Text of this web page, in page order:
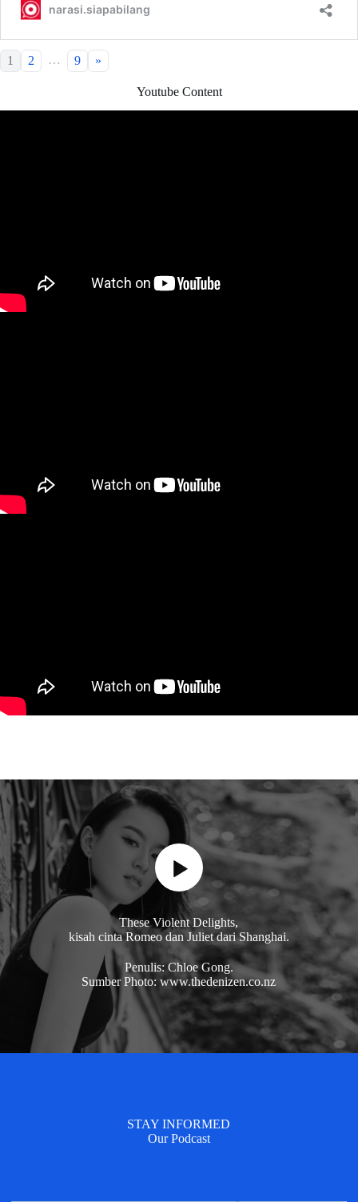
1 2 … 9 »
Youtube Content
These Violent Delights,
kisah cinta Romeo dan Juliet dari Shanghai.
Penulis: Chloe Gong.
Sumber Photo: www.thedenizen.co.nz
STAY INFORMED
Our Podcast